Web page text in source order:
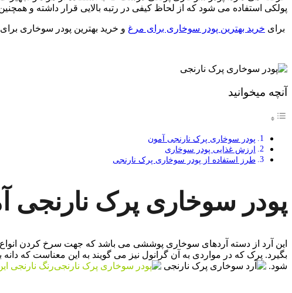
پولکی استفاده می ‌شود که از لحاظ کیفی در رتبه بالایی قرار داشته و
برای خرید بهترین پودر سوخاری برای مرغ و خرید بهترین پودر سوخاری
آنچه میخوانید
پودر سوخاری پرک نارنجی آمون
ارزش غذایی پودر سوخاری
طرز استفاده از پودر سوخاری پرک نارنجی
پودر سوخاری پرک نارنجی
این آرد از دسته آردهای سوخاری پوششی می باشد که جهت سرخ کردن
بگیرد. پرک که در مواردی به آن گرانول نیز می گویند به این معناست
شود.
رنگ نارنجی